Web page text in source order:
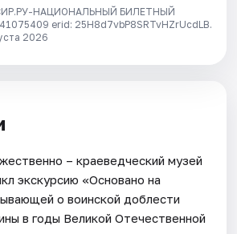
НАЦИОНАЛЬНЫЙ БИЛЕТНЫЙ
erid: 25H8d7vbP8SRTvHZrUcdLB.
2026
– краеведческий музей
экскурсию «Основано на
о воинской доблести
в годы Великой Отечественной